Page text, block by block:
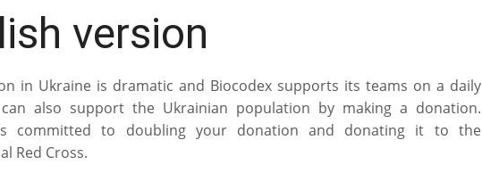
version
in Ukraine is dramatic and Biocodex supports its teams on a daily
also support the Ukrainian population by making a donation.
committed to doubling your donation and donating it to the
Red Cross.